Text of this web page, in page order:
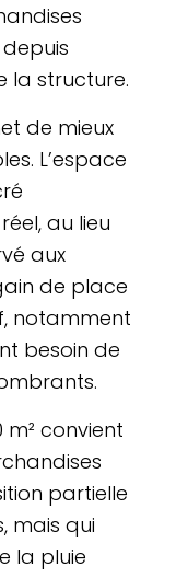
la structure.
de mieux
L’espace
au lieu
aux
de place
notamment
besoin de
m² convient
partielle
mais qui
la pluie